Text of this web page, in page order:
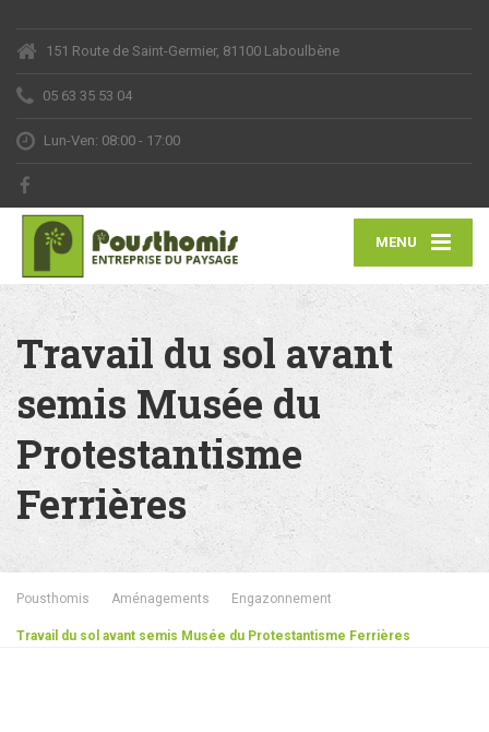
151 Route de Saint-Germier, 81100 Laboulbène
05 63 35 53 04
Lun-Ven: 08:00 - 17:00
MENU
Travail du sol avant
semis Musée du
Protestantisme
Ferrières
Pousthomis Aménagements Engazonnement
Travail du sol avant semis Musée du Protestantisme Ferrières